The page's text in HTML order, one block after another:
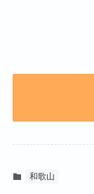
和歌山